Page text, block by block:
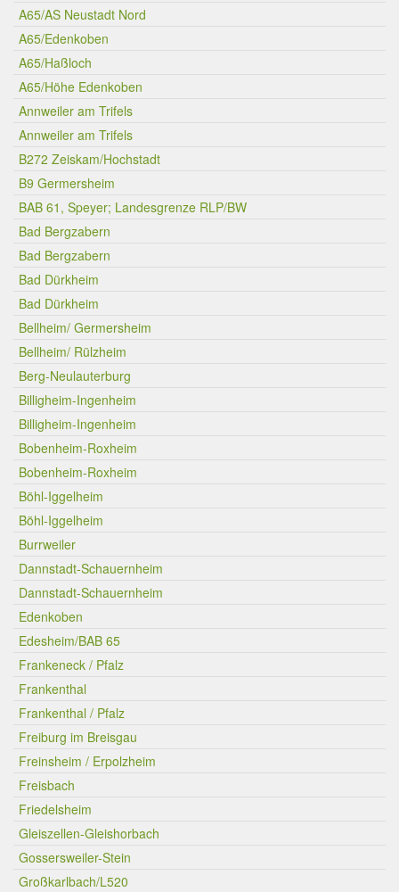
A65/AS Neustadt Nord
A65/Edenkoben
A65/Haßloch
A65/Höhe Edenkoben
Annweiler am Trifels
Annweiler am Trifels
B272 Zeiskam/Hochstadt
B9 Germersheim
BAB 61, Speyer; Landesgrenze RLP/BW
Bad Bergzabern
Bad Bergzabern
Bad Dürkheim
Bad Dürkheim
Bellheim/ Germersheim
Bellheim/ Rülzheim
Berg-Neulauterburg
Billigheim-Ingenheim
Billigheim-Ingenheim
Bobenheim-Roxheim
Bobenheim-Roxheim
Böhl-Iggelheim
Böhl-Iggelheim
Burrweiler
Dannstadt-Schauernheim
Dannstadt-Schauernheim
Edenkoben
Edesheim/BAB 65
Frankeneck / Pfalz
Frankenthal
Frankenthal / Pfalz
Freiburg im Breisgau
Freinsheim / Erpolzheim
Freisbach
Friedelsheim
Gleiszellen-Gleishorbach
Gossersweiler-Stein
Großkarlbach/L520